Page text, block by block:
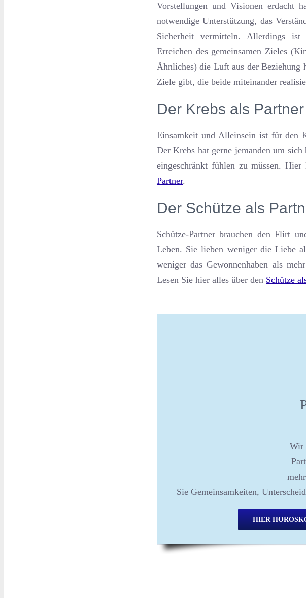
Vorstellungen und Visionen erdacht
notwendige Unterstützung, das
Sicherheit vermitteln. Allerdings
Erreichen des gemeinsamen Zieles
Ähnliches) die Luft aus der Beziehung
Ziele gibt, die beide miteinander
Der Krebs als Partner
Einsamkeit und Alleinsein ist für den
Der Krebs hat gerne jemanden um
eingeschränkt fühlen zu müssen.
Partner.
Der Schütze als
Schütze-Partner brauchen den Flirt
Leben. Sie lieben weniger die Liebe
weniger das Gewonnenhaben als
Lesen Sie hier alles über den Schütze
Wir
Sie Gemeinsamkeiten,
HIER